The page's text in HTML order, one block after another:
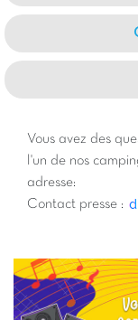
Vous avez des
l'un de nos
adresse:
Contact presse :